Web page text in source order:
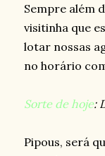
Sempre além
visitinha que
lotar nossas
no horário
Sorte de hoje:
Pipous, será